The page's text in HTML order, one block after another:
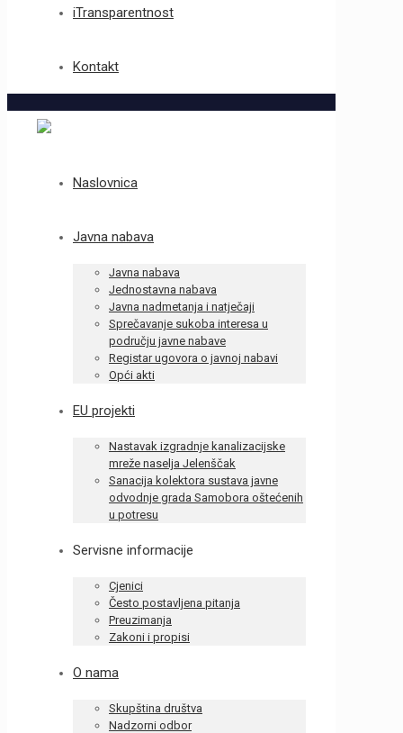
iTransparentnost
Kontakt
Naslovnica
Javna nabava
Javna nabava
Jednostavna nabava
Javna nadmetanja i natječaji
Sprečavanje sukoba interesa u
području javne nabave
Registar ugovora o javnoj nabavi
Opći akti
EU projekti
Nastavak izgradnje kanalizacijske
mreže naselja Jelenščak
Sanacija kolektora sustava javne
odvodnje grada Samobora oštećenih
u potresu
Servisne informacije
Cjenici
Često postavljena pitanja
Preuzimanja
Zakoni i propisi
O nama
Skupština društva
Nadzorni odbor